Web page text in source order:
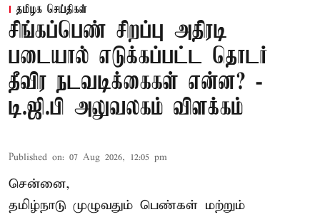
தமிழக செய்திகள்
சிங்கப்பெண் சிறப்பு அதிரடி
படையால் எடுக்கப்பட்ட தொடர்
தீவிர நடவடிக்கைகள் என்ன? -
டி.ஜி.பி அலுவலகம் விளக்கம்
Published on: 07 Aug 2026, 12:05 pm
சென்னை,
தமிழ்நாடு முழுவதும் பெண்கள் மற்றும்